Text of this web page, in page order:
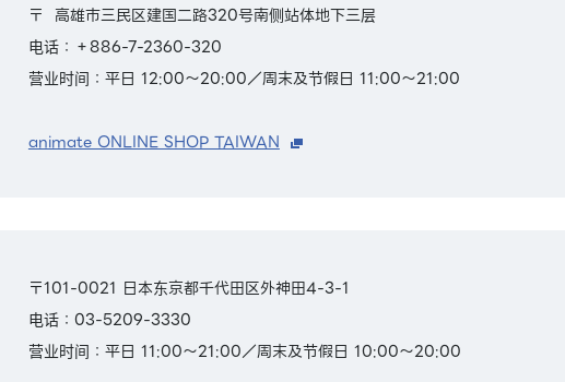
〒 高雄市三民区建国二路320号南侧站体地下三层
电话：＋886-7-2360-320
营业时间：平日 12:00～20:00／周末及节假日 11:00～21:00
animate ONLINE SHOP TAIWAN
〒101-0021 日本东京都千代田区外神田4-3-1
电话：03-5209-3330
营业时间：平日 11:00～21:00／周末及节假日 10:00～20:00